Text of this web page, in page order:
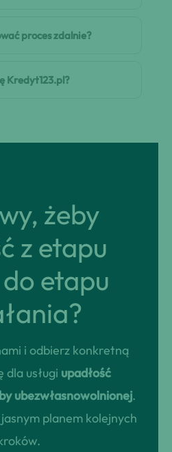
proces zdalnie?
Kredyt123.pl?
żeby
z etapu
etapu
i odbierz konkretną
dla usługi upadłość
ubezwłasnowolnionej.
planem kolejnych